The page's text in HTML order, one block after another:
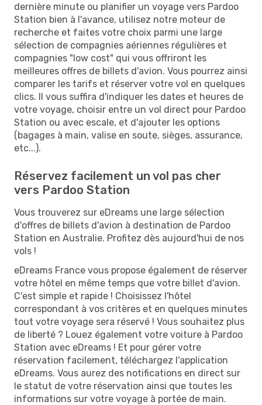
dernière minute ou planifier un voyage vers Pardoo
Station bien à l'avance, utilisez notre moteur de
recherche et faites votre choix parmi une large
sélection de compagnies aériennes régulières et
compagnies "low cost" qui vous offriront les
meilleures offres de billets d'avion. Vous pourrez ainsi
comparer les tarifs et réserver votre vol en quelques
clics. Il vous suffira d'indiquer les dates et heures de
votre voyage, choisir entre un vol direct pour Pardoo
Station ou avec escale, et d'ajouter les options
(bagages à main, valise en soute, sièges, assurance,
etc...).
Réservez facilement un vol pas cher
vers Pardoo Station
Vous trouverez sur eDreams une large sélection
d'offres de billets d'avion à destination de Pardoo
Station en Australie. Profitez dès aujourd'hui de nos
vols !
eDreams France vous propose également de réserver
votre hôtel en même temps que votre billet d'avion.
C'est simple et rapide ! Choisissez l'hôtel
correspondant à vos critères et en quelques minutes
tout votre voyage sera réservé ! Vous souhaitez plus
de liberté ? Louez également votre voiture à Pardoo
Station avec eDreams ! Et pour gérer votre
réservation facilement, téléchargez l'application
eDreams. Vous aurez des notifications en direct sur
le statut de votre réservation ainsi que toutes les
informations sur votre voyage à portée de main.